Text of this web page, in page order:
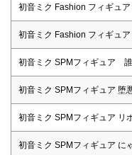
初音ミク Fashion フィギュ
初音ミク Fashion フィギュ
初音ミク SPMフィギュア
初音ミク SPMフィギュア 堕
初音ミク SPMフィギュア リ
初音ミク SPMフィギュア に